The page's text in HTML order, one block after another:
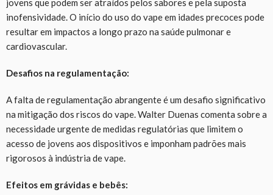
jovens que podem ser atraídos pelos sabores e pela suposta
inofensividade. O início do uso do vape em idades precoces pode
resultar em impactos a longo prazo na saúde pulmonar e
cardiovascular.
Desafios na regulamentação:
A falta de regulamentação abrangente é um desafio significativo
na mitigação dos riscos do vape. Walter Duenas comenta sobre a
necessidade urgente de medidas regulatórias que limitem o
acesso de jovens aos dispositivos e imponham padrões mais
rigorosos à indústria de vape.
Efeitos em grávidas e bebês: